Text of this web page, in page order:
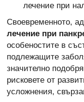
лечение при
Своевременното,
лечение при
особеностите в
подлежащите
значително
рисковете от
усложнения,